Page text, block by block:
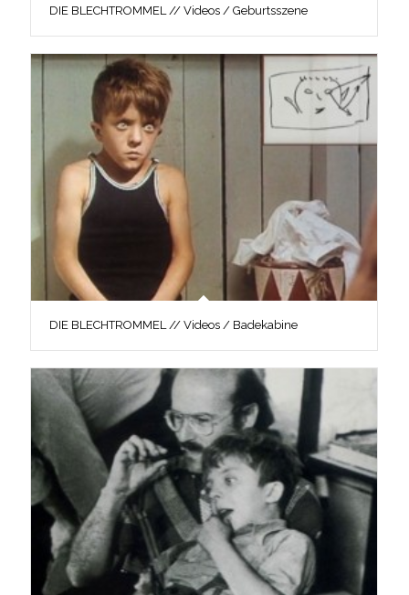
DIE BLECHTROMMEL // Videos / Geburtsszene
DIE BLECHTROMMEL // Videos / Badekabine